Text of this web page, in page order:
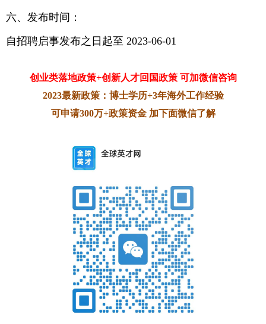
六、发布时间：
自招聘启事发布之日起至 2023-06-01
创业类落地政策+创新人才回国政策 可加微信咨询
2023最新政策：博士学历+3年海外工作经验
可申请300万+政策资金 加下面微信了解